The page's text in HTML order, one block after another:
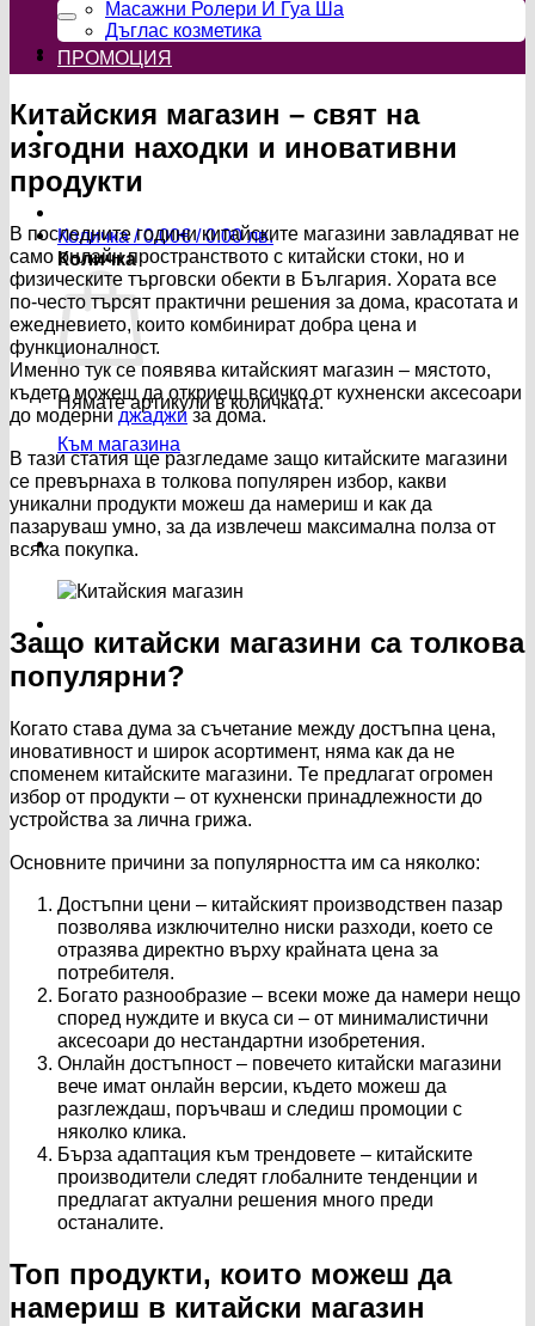
за:
Количка /0.00€/ 0.00 лв.
Количка
Нямате артикули в количката.
Към магазина
Масажни Ролери И Гуа Ша
Дъглас козметика
ПРОМОЦИЯ
Китайския магазин – свят на
изгодни находки и иновативни
продукти
В последните години китайските магазини завладяват не
само онлайн пространството с китайски стоки, но и
физическите търговски обекти в България. Хората все
по-често търсят практични решения за дома, красотата и
ежедневието, които комбинират добра цена и
функционалност.
Именно тук се появява китайският магазин – мястото,
където можеш да откриеш всичко от кухненски аксесоари
до модерниджаджиза дома.
В тази статия ще разгледаме защо китайските магазини
се превърнаха в толкова популярен избор, какви
уникални продукти можеш да намериш и как да
пазаруваш умно, за да извлечеш максимална полза от
всяка покупка.
Защо китайски магазини са толкова
популярни?
Когато става дума за съчетание между достъпна цена,
иновативност и широк асортимент, няма как да не
споменем китайските магазини. Те предлагат огромен
избор от продукти – от кухненски принадлежности до
устройства за лична грижа.
Основните причини за популярността им са няколко:
Достъпни цени – китайският производствен пазар
позволява изключително ниски разходи, което се
отразява директно върху крайната цена за
потребителя.
Богато разнообразие – всеки може да намери нещо
според нуждите и вкуса си – от минималистични
аксесоари до нестандартни изобретения.
Онлайн достъпност – повечето китайски магазини
вече имат онлайн версии, където можеш да
разглеждаш, поръчваш и следиш промоции с
няколко клика.
Бърза адаптация към трендовете – китайските
производители следят глобалните тенденции и
предлагат актуални решения много преди
останалите.
Топ продукти, които можеш да
намериш в китайски магазин